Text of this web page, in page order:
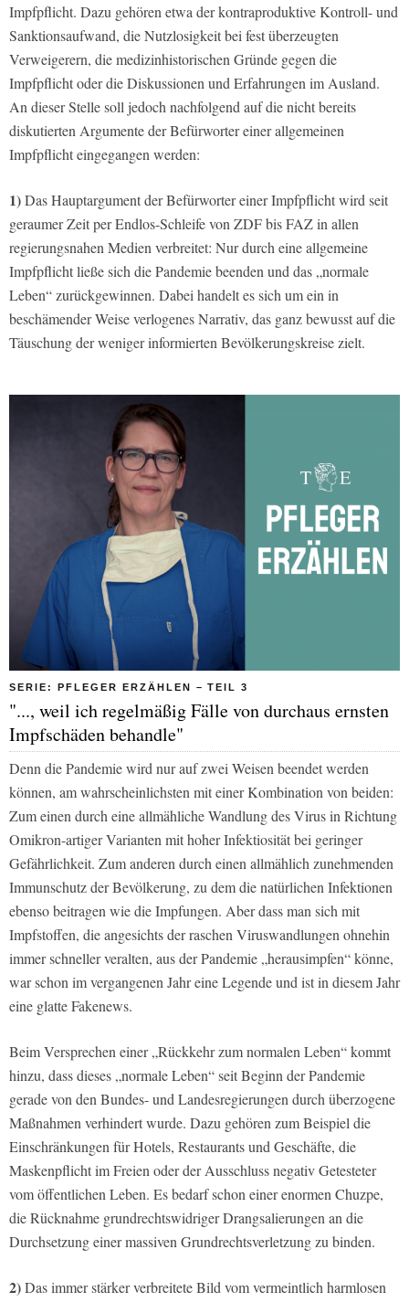
Impfpflicht. Dazu gehören etwa der kontraproduktive Kontroll- und
Sanktionsaufwand, die Nutzlosigkeit bei fest überzeugten
Verweigerern, die medizinhistorischen Gründe gegen die
Impfpflicht oder die Diskussionen und Erfahrungen im Ausland.
An dieser Stelle soll jedoch nachfolgend auf die nicht bereits
diskutierten Argumente der Befürworter einer allgemeinen
Impfpflicht eingegangen werden:
1)Das Hauptargument der Befürworter einer Impfpflicht wird seit
geraumer Zeit per Endlos-Schleife von ZDF bis FAZ in allen
regierungsnahen Medien verbreitet: Nur durch eine allgemeine
Impfpflicht ließe sich die Pandemie beenden und das „normale
Leben“ zurückgewinnen. Dabei handelt es sich um ein in
beschämender Weise verlogenes Narrativ, das ganz bewusst auf die
Täuschung der weniger informierten Bevölkerungskreise zielt.
SERIE: PFLEGER ERZÄHLEN – TEIL 3
"..., weil ich regelmäßig Fälle von durchaus ernsten
Impfschäden behandle"
Denn die Pandemie wird nur auf zwei Weisen beendet werden
können, am wahrscheinlichsten mit einer Kombination von beiden:
Zum einen durch eine allmähliche Wandlung des Virus in Richtung
Omikron-artiger Varianten mit hoher Infektiosität bei geringer
Gefährlichkeit. Zum anderen durch einen allmählich zunehmenden
Immunschutz der Bevölkerung, zu dem die natürlichen Infektionen
ebenso beitragen wie die Impfungen. Aber dass man sich mit
Impfstoffen, die angesichts der raschen Viruswandlungen ohnehin
immer schneller veralten, aus der Pandemie „herausimpfen“ könne,
war schon im vergangenen Jahr eine Legende und ist in diesem Jahr
eine glatte Fakenews.
Beim Versprechen einer „Rückkehr zum normalen Leben“ kommt
hinzu, dass dieses „normale Leben“ seit Beginn der Pandemie
gerade von den Bundes- und Landesregierungen durch überzogene
Maßnahmen verhindert wurde. Dazu gehören zum Beispiel die
Einschränkungen für Hotels, Restaurants und Geschäfte, die
Maskenpflicht im Freien oder der Ausschluss negativ Getesteter
vom öffentlichen Leben. Es bedarf schon einer enormen Chuzpe,
die Rücknahme grundrechtswidriger Drangsalierungen an die
Durchsetzung einer massiven Grundrechtsverletzung zu binden.
2)Das immer stärker verbreitete Bild vom vermeintlich harmlosen